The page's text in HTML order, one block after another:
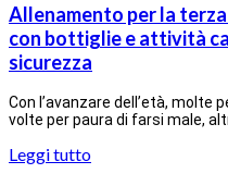
Allenamento per la
con bottiglie e attività
sicurezza
Con l’avanzare dell’età, molte
volte per paura di farsi male,
Leggi tutto